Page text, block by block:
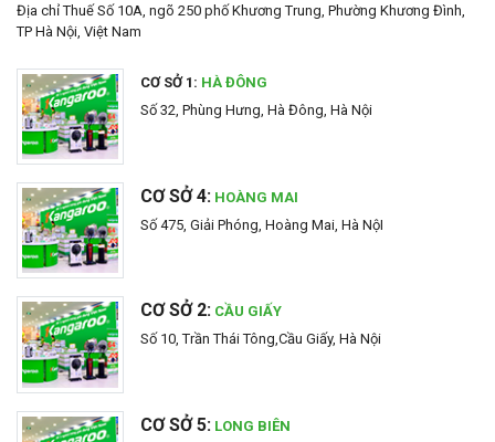
Địa chỉ Thuế Số 10A, ngõ 250 phố Khương Trung, Phường Khương Đình,
TP Hà Nội, Việt Nam
CƠ SỞ 1: HÀ ĐÔNG
Số 32, Phùng Hưng, Hà Đông, Hà Nội
CƠ SỞ 4: HOÀNG MAI
Số 475, Giải Phóng, Hoàng Mai, Hà NộI
CƠ SỞ 2: CẦU GIẤY
Số 10, Trần Thái Tông,Cầu Giấy, Hà Nội
CƠ SỞ 5: LONG BIÊN